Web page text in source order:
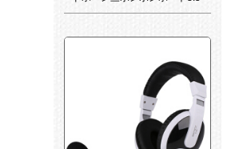
mmケケネットネット